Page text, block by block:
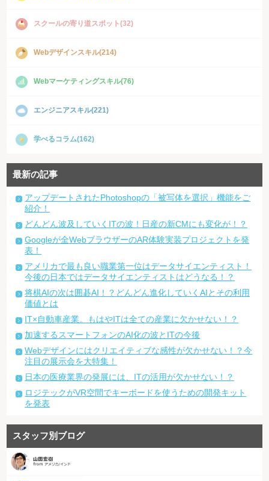
スクールの寄り道スポット(32)
Webデザインスキル(214)
Webマーケティングスキル(76)
エンジニアスキル(221)
学べるコラム(162)
最新の記事
アップデートされたPhotoshopの「被写体を選択」機能をご
紹介！
どんどん波及していくITの波！日産の新CMにも変化が！？
Googleが全WebブラウザーのAR体験実装プロジェクトを発
表！
アメリカで最も良い職業第一位はデータサイエンティスト！
今後の日本ではデータサイエンティストはどうなる！？
将棋AIの次は囲碁AI！？どんどん進化していくAIとその利用
価値とは
IT×自動車産業。もはやITは全ての産業に欠かせない！？
加速するスマートフォンのAI化の波とITの今後
Webデザインにはクリエイティブな感性が欠かせない！？今
注目の展示会を大特集！
日本の医療業界の発展には、ITの活用が欠かせない！？
ロジテックがVR空間でキーボードを使うための開発キット
を発表
スタッフ別ブログ